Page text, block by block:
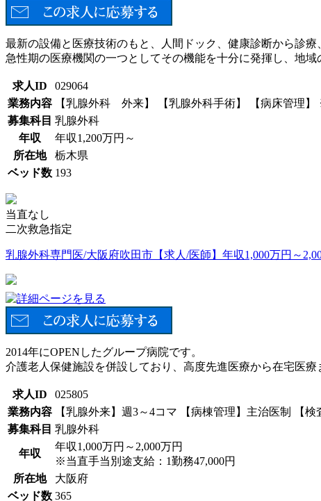
最新の設備と医療技術のもと、人間ドック、健康診断から診
急性期の医療機関の一つとしてその機能を十分に発揮し、地
求人ID
029064
業務内容
【乳腺外科 外来】 【乳腺外科手術】 【病床管理
募集科目 乳腺外科
年収
年収1,200万円～
所在地
栃木県
ベッド数 193
当直なし
二次救急指定
乳腺外科専門医/大阪府吹田市【求人/医師】年収1,000万円～
2014年にOPENしたグループ病院です。
介護老人保健施設を併設しており、高度先進医療から在宅医療
求人ID
025805
業務内容
【乳腺外来】週3～4コマ 【病棟管理】主治医制 【
募集科目 乳腺外科
年収
年収1,000万円～2,000万円
※当直手当別途支給：1勤務47,000円
所在地
大阪府
ベッド数 365